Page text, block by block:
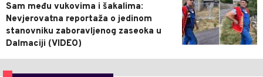
Sam među vukovima i šakalima:
Nevjerovatna reportaža o jedinom
stanovniku zaboravljenog zaseoka u
Dalmaciji (VIDEO)